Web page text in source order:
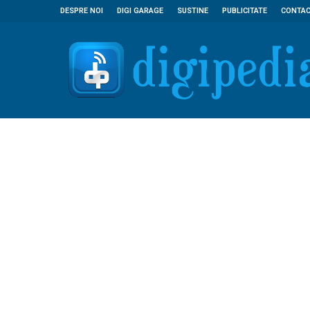
DESPRE NOI DIGI GARAGE SUSTINE PUBLICITATE